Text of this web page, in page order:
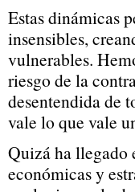
Estas dinámicas
insensibles,
vulnerables.
riesgo de la
desentendida de
vale lo que vale
Quizá ha llegado
económicas y